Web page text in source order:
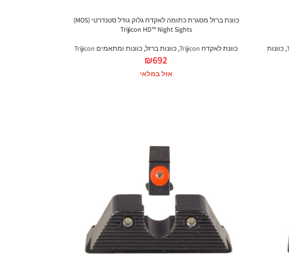
, כוונות
כוונת ברזל מסגרת כתומה לאקדח גלוק גודל סטנדרטי (MOS)
Trijicon HD™ Night Sights
כוונת לאקדח Trijicon , כוונות ברזל, כוונות ומתאמים Trijicon
₪692
אזל במלאי